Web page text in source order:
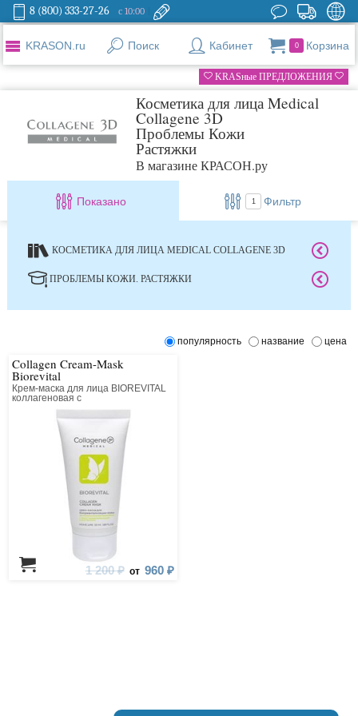
8 (800) 333-27-26 с 10:00
KRASON.ru Поиск Кабинет 0 Корзина
KRASные ПРЕДЛОЖЕНИЯ
Косметика для лица Medical
Collagene 3D
Проблемы Кожи
Растяжки
В магазине КРАСОН.ру
Показано 1 Фильтр
КОСМЕТИКА ДЛЯ ЛИЦА MEDICAL COLLAGENE 3D
ПРОБЛЕМЫ КОЖИ. РАСТЯЖКИ
популярность название цена
Collagen Cream-Mask
Biorevital
Крем-маска для лица BIOREVITAL
коллагеновая с
восстанавливающим комплексом
1 200 ₽ от 960 ₽